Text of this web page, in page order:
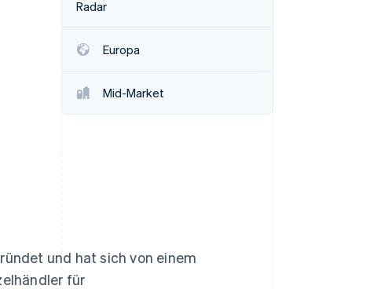
Radar
Europa
Mid-Market
und hat sich von einem
für